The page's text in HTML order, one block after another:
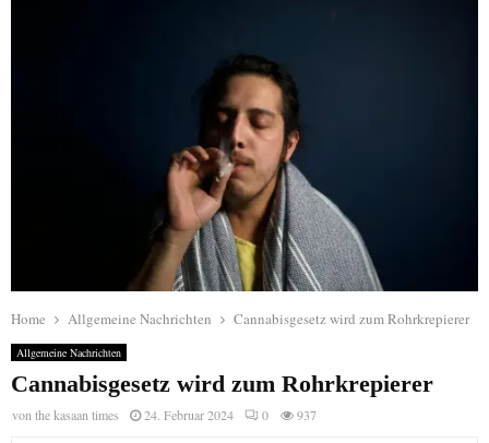
Home Allgemeine Nachrichten Cannabisgesetz wird zum Rohrkrepierer
Allgemeine Nachrichten
Cannabisgesetz wird zum Rohrkrepierer
vonthe kasaan times 24. Februar 2024 0 937